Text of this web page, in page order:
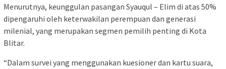
Menurutnya, keunggulan pasangan Syauqul – Elim di atas 50%
dipengaruhi oleh keterwakilan perempuan dan generasi
milenial, yang merupakan segmen pemilih penting di Kota
Blitar.
“Dalam survei yang menggunakan kuesioner dan kartu suara,